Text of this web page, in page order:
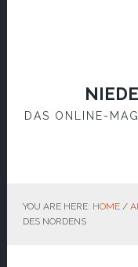
DAS ONLINE-
YOU ARE HERE: HOME /
DES NORDENS